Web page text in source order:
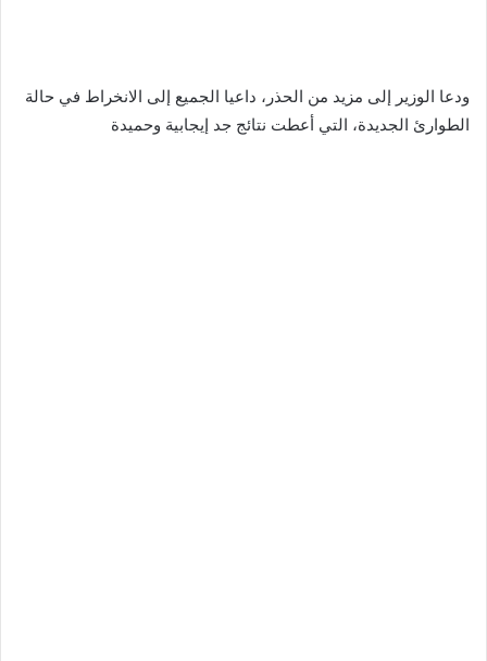
ودعا الوزير إلى مزيد من الحذر، داعيا الجميع إلى الانخراط في حالة
الطوارئ الجديدة، التي أعطت نتائج جد إيجابية وحميدة